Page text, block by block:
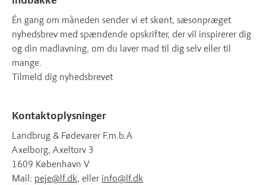
Én gang om måneden sender vi et skønt, sæsonpræget
nyhedsbrev med spændende opskrifter, der vil inspirerer dig
og din madlavning, om du laver mad til dig selv eller til
mange.
Tilmeld dig nyhedsbrevet
Kontaktoplysninger
Landbrug & Fødevarer F.m.b.A
Axelborg, Axeltorv 3
1609 København V
Mail: peje@lf.dk, eller info@lf.dk